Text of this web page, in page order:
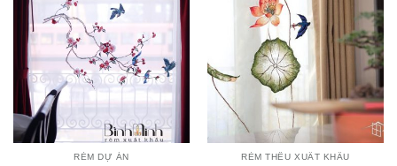
RÈM DỰ ÁN RÈM THÊU XUẤT KHẨU